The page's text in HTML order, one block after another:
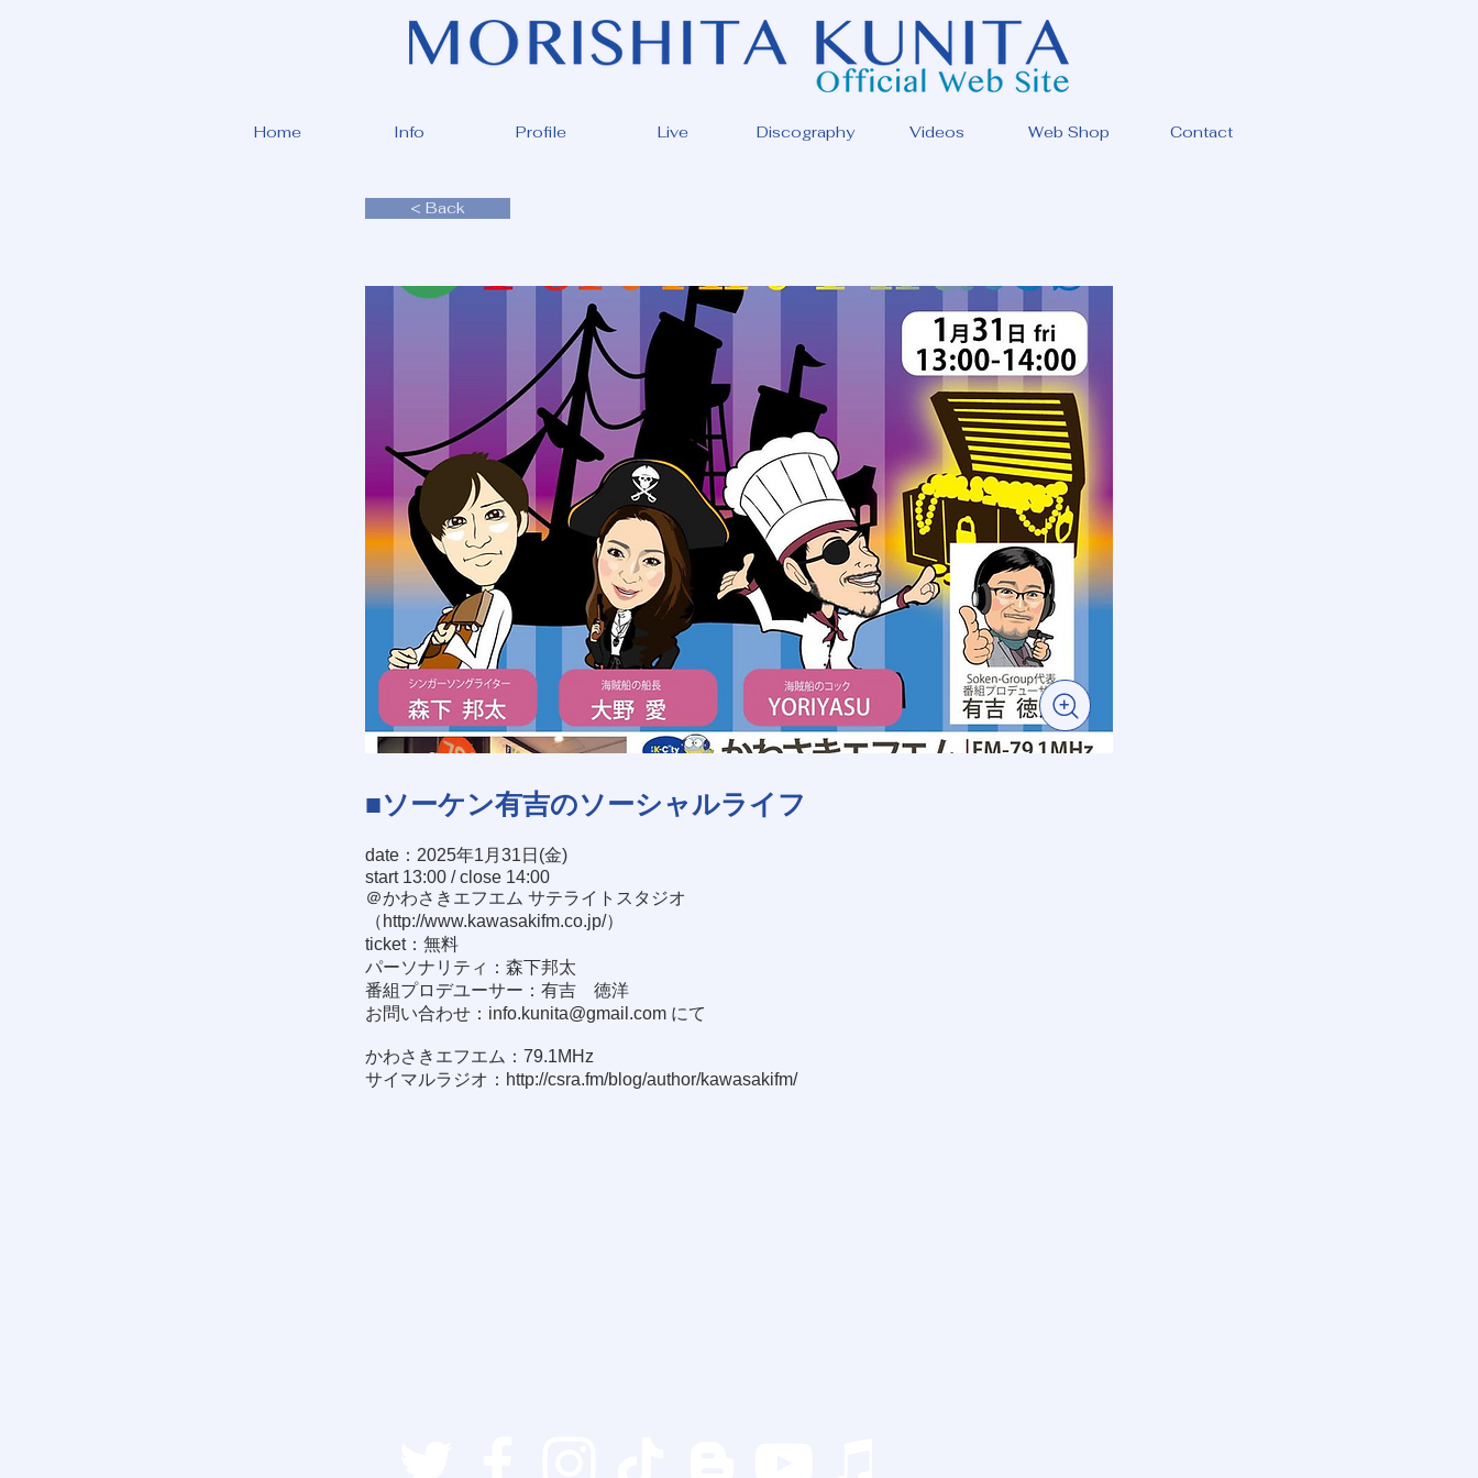
Home Info Profile Live Discography Videos Web Shop Contact
< Back
■ソーケン有吉のソーシャルライフ
date：2025年1月31日(金)
start 13:00 / close 14:00
＠かわさきエフエム サテライトスタジオ
（ http://www.kawasakifm.co.jp/）
ticket：無料
パーソナリティ：森下邦太
番組プロデユーサー：有吉 徳洋
お問い合わせ： info.kunita@gmail.com にて
かわさきエフエム：79.1MHz
サイマルラジオ： http://csra.fm/blog/author/kawasakifm/